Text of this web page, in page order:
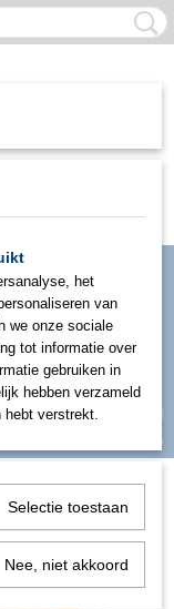
UW WINKELWAGEN
(0)
het
van
we onze sociale
tot informatie over
gebruiken in
hebben verzameld
hebt verstrekt.
Selectie toestaan
Nee, niet akkoord